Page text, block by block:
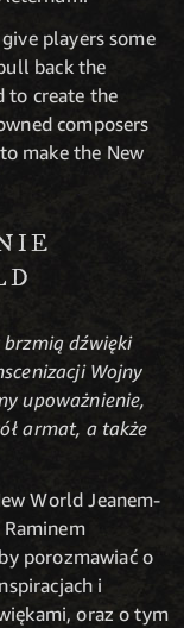
players some
back the
to create the
composers
make the New
brzmią dźwięki
Wojny
upoważnienie,
armat, a także
World Jeanem-
porozmawiać o
i
oraz o tym